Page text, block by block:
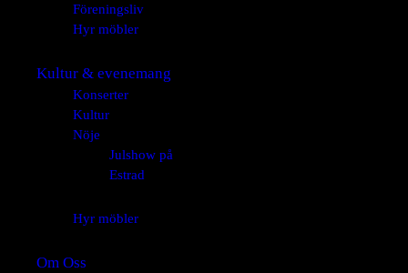
Föreningsliv
Hyr möbler
Kultur & evenemang
Konserter
Kultur
Nöje
Julshow på
Estrad
Hyr möbler
Om Oss